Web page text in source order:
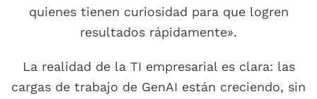
quienes tienen curiosidad para que logren
resultados rápidamente».
La realidad de la TI empresarial es clara: las
cargas de trabajo de GenAI están creciendo, sin